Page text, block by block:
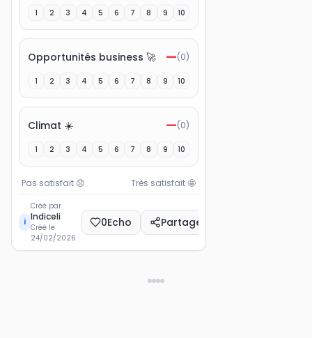
1 2 3 4 5 6 7 8 9 10
Opportunités business 🚀 —(0)
1 2 3 4 5 6 7 8 9 10
Climat ☀️ —(0)
1 2 3 4 5 6 7 8 9 10
Pas satisfait 😞 Très satisfait🤩
i
Créé par
Indiceli
Créé le
24/02/2026
0Echo Partager